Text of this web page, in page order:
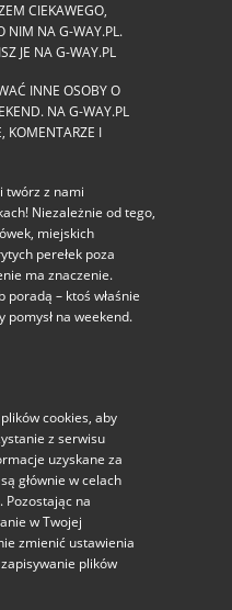
CIEKAWEGO,
NIM NA G-WAY.PL.
JE NA G-WAY.PL
INNE OSOBY O
NA G-WAY.PL
KOMENTARZE I
i twórz z nami
Niezależnie od tego,
miejskich
perełek poza
ma znaczenie.
poradą – ktoś właśnie
pomysł na weekend.
cookies, aby
z serwisu
uzyskane za
głównie w celach
Pozostając na
w Twojej
zmienić ustawienia
plików